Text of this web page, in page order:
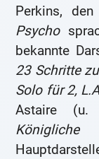
Perkins,
Psycho
bekannte
23 Schritte
Solo für 2,
Astaire